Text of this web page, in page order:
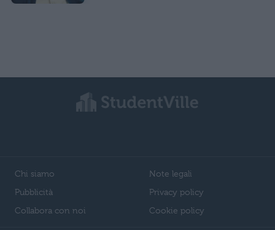
Chi siamo
Pubblicità
Collabora con noi
Note legali
Privacy policy
Cookie policy